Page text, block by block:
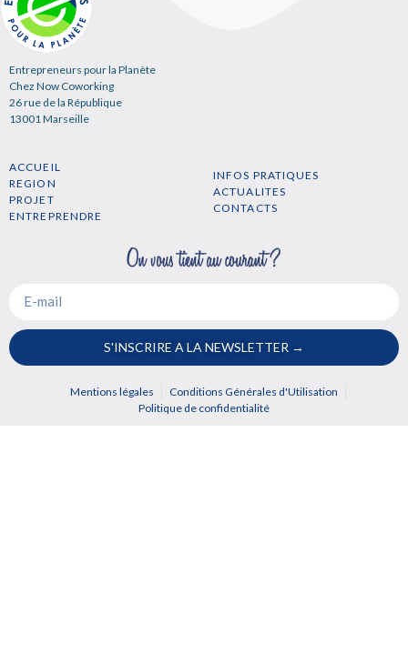
Entrepreneurs pour la Planète
Chez Now Coworking
26 rue de la République
13001 Marseille
ACCUEIL
REGION
PROJET
ENTREPRENDRE
INFOS PRATIQUES
ACTUALITES
CONTACTS
S'INSCRIRE A LA NEWSLETTER →
Mentions légales
Conditions Générales d'Utilisation
Politique de confidentialité